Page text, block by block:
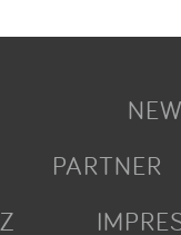
PARTNER